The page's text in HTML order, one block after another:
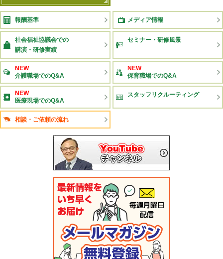
報酬基準 メディア情報
社会福祉協議会での
講演・研修実績
セミナー・研修風景
NEW
介護職場でのQ&A
NEW
保育職場でのQ&A
NEW
医療現場でのQ&A
スタッフリクルーティング
相談・ご依頼の流れ